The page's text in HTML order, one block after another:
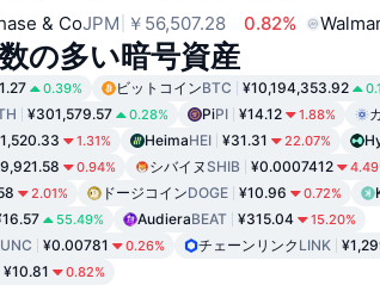
& CoJPM ￥56,507.28 0.82%
の多い暗号資産
0.39% ビットコインBTC ¥10,194,353.92
¥301,579.57 0.28% PiPI ¥14.12 1.88%
1.31% HeimaHEI ¥31.31 22.07%
0.94% シバイヌ SHIB ¥0.0007412
2.01% ドージコインDOGE ¥10.96 0.72%
55.49% AudieraBEAT ¥315.04 15.20%
¥0.00781 0.26% チェーンリンク LINK
¥10.81 0.82%